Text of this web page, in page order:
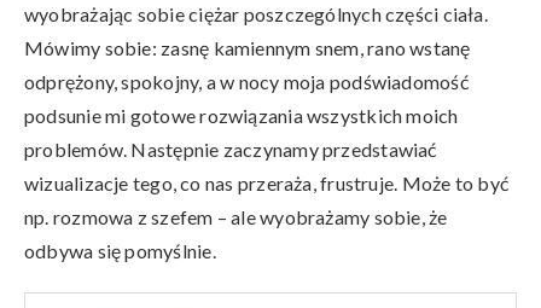
wyobrażając sobie ciężar poszczególnych części ciała.
Mówimy sobie: zasnę kamiennym snem, rano wstanę
odprężony, spokojny, a w nocy moja podświadomość
podsunie mi gotowe rozwiązania wszystkich moich
problemów. Następnie zaczynamy przedstawiać
wizualizacje tego, co nas przeraża, frustruje. Może to być
np. rozmowa z szefem – ale wyobrażamy sobie, że
odbywa się pomyślnie.